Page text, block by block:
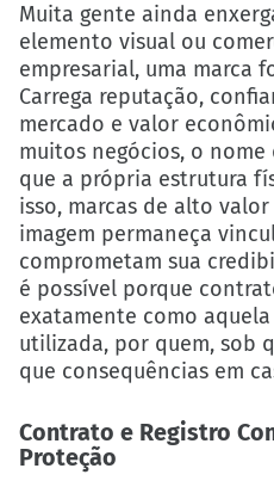
Muita gente ainda
elemento visual ou
empresarial, uma marca
Carrega reputação,
mercado e valor
muitos negócios, o nome
que a própria estrutura
isso, marcas de alto
imagem permaneça
comprometam sua
é possível porque
exatamente como
utilizada, por quem, sob
que consequências em
Contrato e Registro
Proteção